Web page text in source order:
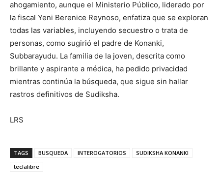
ahogamiento, aunque el Ministerio Público, liderado por
la fiscal Yeni Berenice Reynoso, enfatiza que se exploran
todas las variables, incluyendo secuestro o trata de
personas, como sugirió el padre de Konanki,
Subbarayudu. La familia de la joven, descrita como
brillante y aspirante a médica, ha pedido privacidad
mientras continúa la búsqueda, que sigue sin hallar
rastros definitivos de Sudiksha.
LRS
TAGS BUSQUEDA INTEROGATORIOS
SUDIKSHA KONANKI
teclalibre